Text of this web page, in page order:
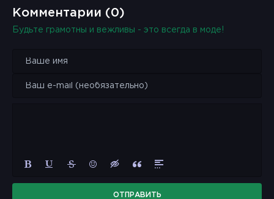
Комментарии (0)
Будьте грамотны и вежливы - это всегда в моде!
ОТПРАВИТЬ